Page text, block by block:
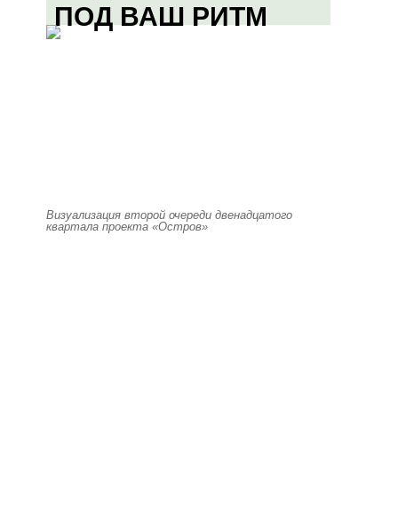
ПОД ВАШ РИТМ
Визуализация второй очереди двенадцатого
квартала проекта «Остров»